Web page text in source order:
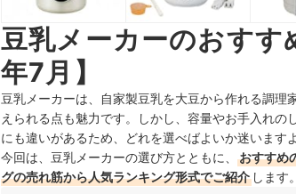
豆乳メーカーのおす
年7月】
豆乳メーカーは、自家製豆乳を大豆から作れる調
えられる点も魅力です。しかし、容量やお手入れ
にも違いがあるため、どれを選べばよいか迷いますよ
今回は、豆乳メーカーの選び方とともに、
おすすめ
グの売れ筋から人気ランキング形式でご紹介 します